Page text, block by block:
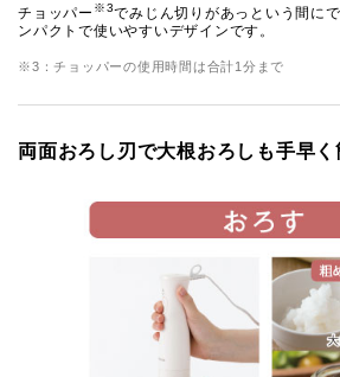
チョッパー ※3でみじん切りがあっという間に
ンパクトで使いやすいデザインです。
※3：チョッパーの使用時間は合計1分まで
両面おろし刃で大根おろしも手早く